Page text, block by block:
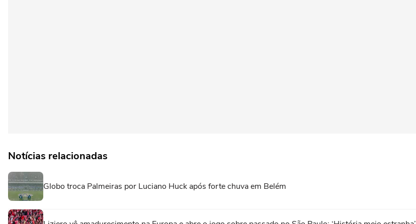
Notícias relacionadas
Globo troca Palmeiras por Luciano Huck após forte chuva em Belém